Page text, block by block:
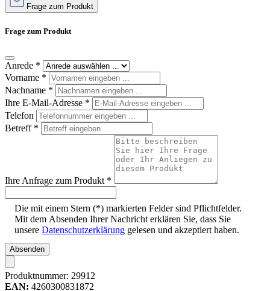
Frage zum Produkt
Frage zum Produkt
Anrede *
Vorname *
Nachname *
Ihre E-Mail-Adresse *
Telefon
Betreff *
Ihre Anfrage zum Produkt *
Die mit einem Stern (*) markierten Felder sind Pflichtfelder.
Mit dem Absenden Ihrer Nachricht erklären Sie, dass Sie
unsere Datenschutzerklärung gelesen und akzeptiert haben.
Absenden
Produktnummer: 29912
EAN: 4260300831872